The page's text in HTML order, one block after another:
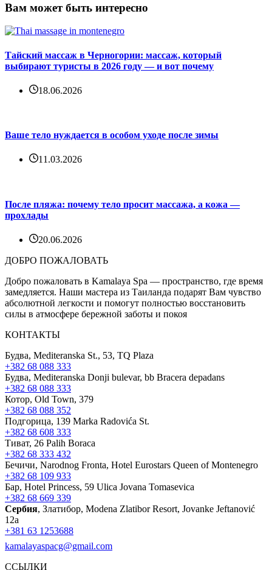
Вам может быть интересно
Тайский массаж в Черногории: массаж, который
выбирают туристы в 2026 году — и вот почему
18.06.2026
Ваше тело нуждается в особом уходе после зимы
11.03.2026
После пляжа: почему тело просит массажа, а кожа —
прохлады
20.06.2026
ДОБРО ПОЖАЛОВАТЬ
Добро пожаловать в Kamalaya Spa — пространство, где время
замедляется. Наши мастера из Таиланда подарят Вам чувство
абсолютной легкости и помогут полностью восстановить
силы в атмосфере бережной заботы и покоя
КОНТАКТЫ
Будва, Mediteranska St., 53, TQ Plaza
+382 68 088 333
Будва, Mediteranska Donji bulevar, bb Bracera depadans
+382 68 088 333
Котор, Old Town, 379
+382 68 088 352
Подгорица, 139 Marka Radovića St.
+382 68 608 333
Тиват, 26 Palih Boraca
+382 68 333 432
Бечичи, Narodnog Fronta, Hotel Eurostars Queen of Montenegro
+382 68 109 933
Бар, Hotel Princess, 59 Ulica Jovana Tomasevica
+382 68 669 339
Сербия, Златибор, Modena Zlatibor Resort, Јovanke Jeftanović
12a
+381 63 1253688
kamalayaspacg@gmail.com
ССЫЛКИ